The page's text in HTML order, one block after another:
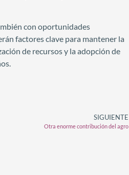
con oportunidades
factores clave para mantener la
de recursos y la adopción de
SIGUIENTE
Otra enorme contribución del agro